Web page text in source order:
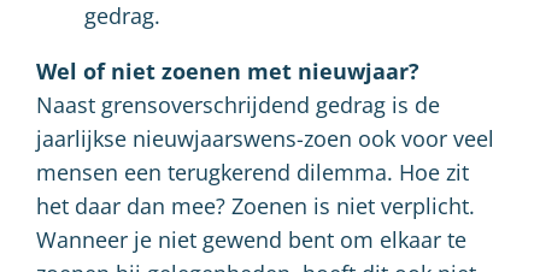
gedrag.
Wel of niet zoenen met nieuwjaar?
Naast grensoverschrijdend gedrag is de
jaarlijkse nieuwjaarswens-zoen ook voor veel
mensen een terugkerend dilemma. Hoe zit
het daar dan mee? Zoenen is niet verplicht.
Wanneer je niet gewend bent om elkaar te